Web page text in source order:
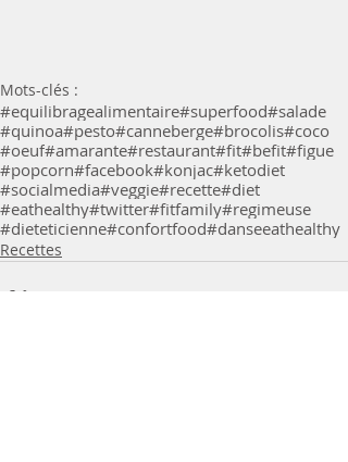
Mots-clés :
#equilibragealimentaire#superfood#salade
#quinoa#pesto#canneberge#brocolis#coco
#oeuf#amarante#restaurant#fit#befit#figue
#popcorn#facebook#konjac#ketodiet
#socialmedia#veggie#recette#diet
#eathealthy#twitter#fitfamily#regimeuse
#dieteticienne#confortfood#danseeathealthy
Recettes